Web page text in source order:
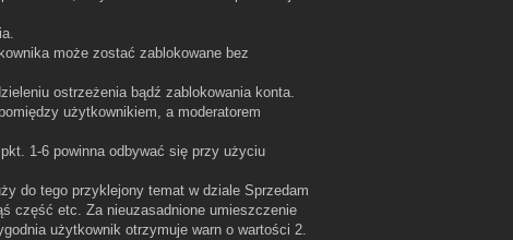
może zostać zablokowane bez
ostrzeżenia bądź zablokowania konta.
użytkownikiem, a moderatorem
1-6 powinna odbywać się przy użyciu
do tego przyklejony temat w dziale Sprzedam
część etc. Za nieuzasadnione umieszczenie
użytkownik otrzymuje warn o wartości 2.